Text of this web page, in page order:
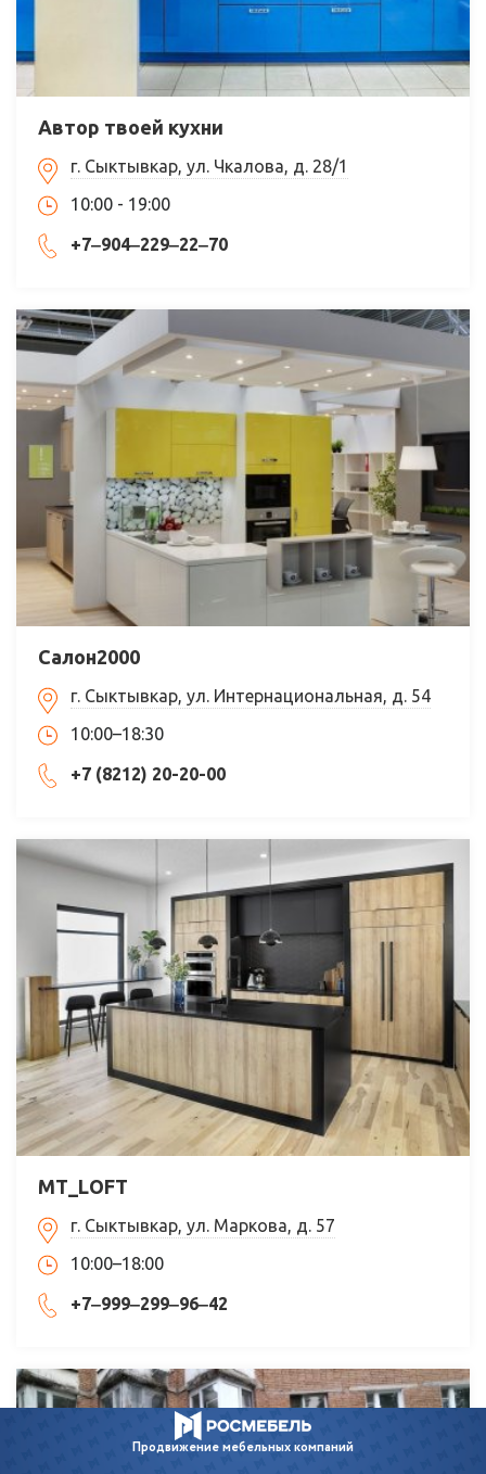
Автор твоей кухни
г. Сыктывкар, ул. Чкалова, д. 28/1
10:00 - 19:00
+7‒904‒229‒22‒70
Салон2000
г. Сыктывкар, ул. Интернациональная, д. 54
10:00–18:30
+7 (8212) 20-20-00
MT_LOFT
г. Сыктывкар, ул. Маркова, д. 57
10:00–18:00
+7‒999‒299‒96‒42
Продвижениемебельных компаний